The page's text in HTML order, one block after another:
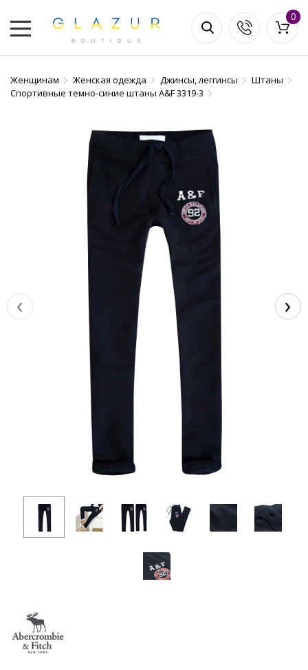
0
Женщинам Женская одежда Джинсы, леггинсы
Штаны
Спортивные темно-синие штаны A&F 3319-3
‹ ›